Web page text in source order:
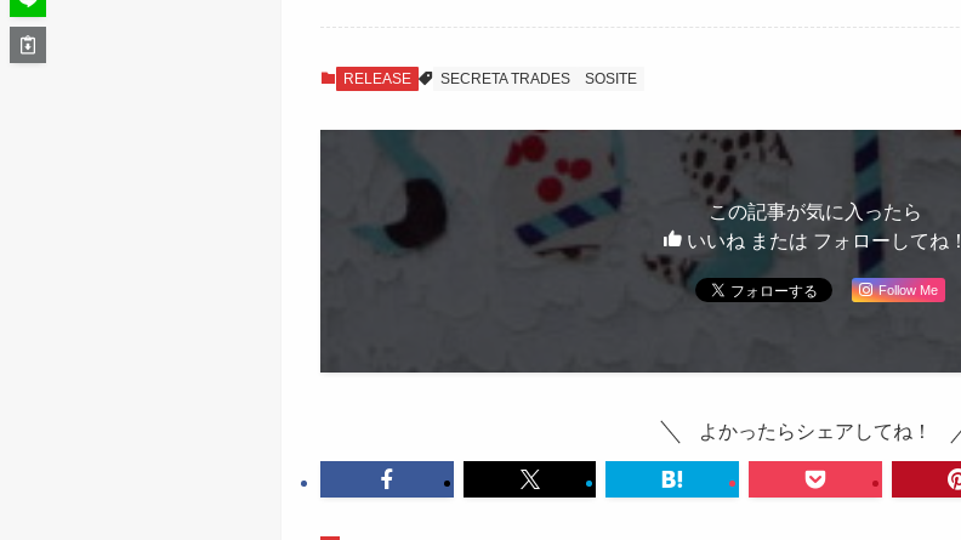
RELEASE SECRETA TRADES SOSITE
この記事が気に入ったら
いいね または フォローしてね！
Follow Me
よかったらシェアしてね！